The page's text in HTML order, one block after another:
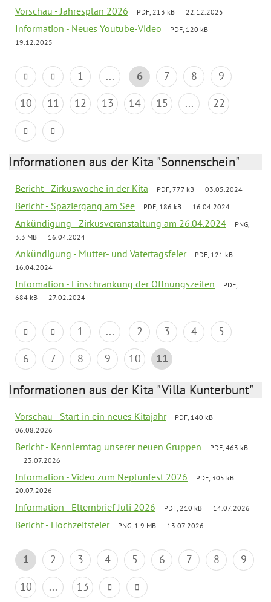
Vorschau - Jahresplan 2026 PDF, 213 kB 22.12.2025
Information - Neues Youtube-Video
PDF, 120 kB
19.12.2025
1 ... 6 7 8
9
10
11 12 13 14 15 ... 22
Informationen aus der Kita "Sonnenschein"
Bericht - Zirkuswoche in der Kita PDF, 777 kB 03.05.2024
Bericht - Spaziergang am See PDF, 186 kB 16.04.2024
Ankündigung - Zirkusveranstaltung am 26.04.2024
PNG,
3.3 MB
16.04.2024
Ankündigung - Mutter- und Vatertagsfeier
PDF, 121 kB
16.04.2024
Information - Einschränkung der Öffnungszeiten
PDF,
684 kB
27.02.2024
1 ... 2 3 4
5
6
7 8 9 10 11
Informationen aus der Kita "Villa Kunterbunt"
Vorschau - Start in ein neues Kitajahr
PDF, 140 kB
06.08.2026
Bericht - Kennlerntag unserer neuen Gruppen
PDF, 463 kB
23.07.2026
Information - Video zum Neptunfest 2026
PDF, 305 kB
20.07.2026
Information - Elternbrief Juli 2026 PDF, 210 kB 14.07.2026
Bericht - Hochzeitsfeier PNG, 1.9 MB 13.07.2026
1 2 3 4 5 6 7 8
9
10
... 13